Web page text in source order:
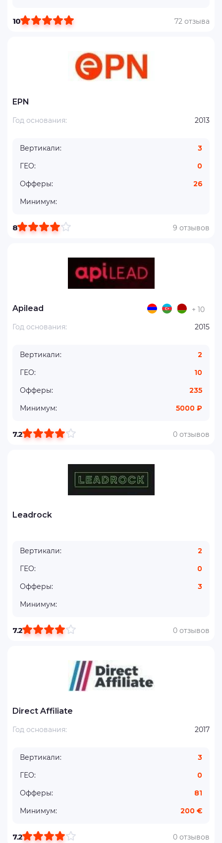
10 72 отзыва
EPN
Год основания: 2013
Вертикали:
3
ГЕО:
0
Офферы:
26
Минимум:
8 9 отзывов
Apilead
Год основания: 2015
+ 10
Вертикали:
2
ГЕО:
10
Офферы:
235
Минимум:
5000 ₽
7.2 0 отзывов
Leadrock
Вертикали:
2
ГЕО:
0
Офферы:
3
Минимум:
7.2 0 отзывов
Direct Affiliate
Год основания: 2017
Вертикали:
3
ГЕО:
0
Офферы:
81
Минимум:
200 €
7.2 0 отзывов